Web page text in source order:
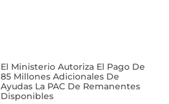
El Ministerio Autoriza El Pago De
85 Millones Adicionales De
Ayudas La PAC De Remanentes
Disponibles